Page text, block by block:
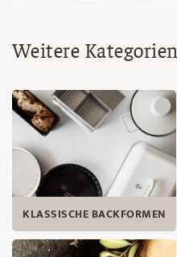
Weitere Kategorien
KLASSISCHE BACKFORMEN